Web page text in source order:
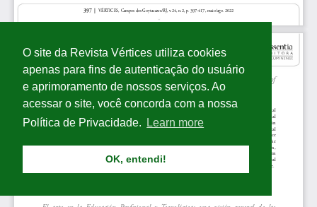
O site da Revista Vértices utiliza cookies
apenas para fins de autenticação do usuário
e aprimoramento de nossos serviços. Ao
acessar o site, você concorda com a nossa
Política de Privacidade.
Learn more
OK, entendi!